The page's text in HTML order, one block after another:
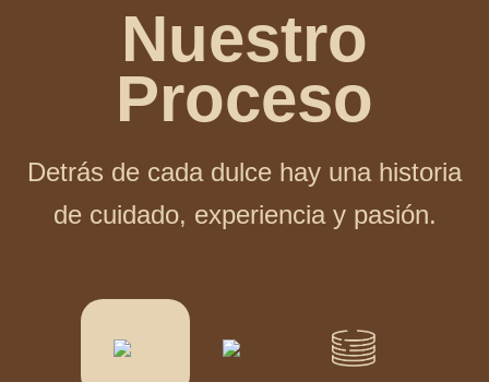
Nuestro
Proceso
Detrás de cada dulce hay una historia
de cuidado, experiencia y pasión.